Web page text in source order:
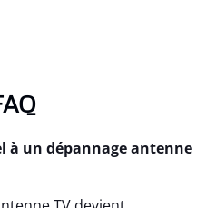
à un dépannage antenne